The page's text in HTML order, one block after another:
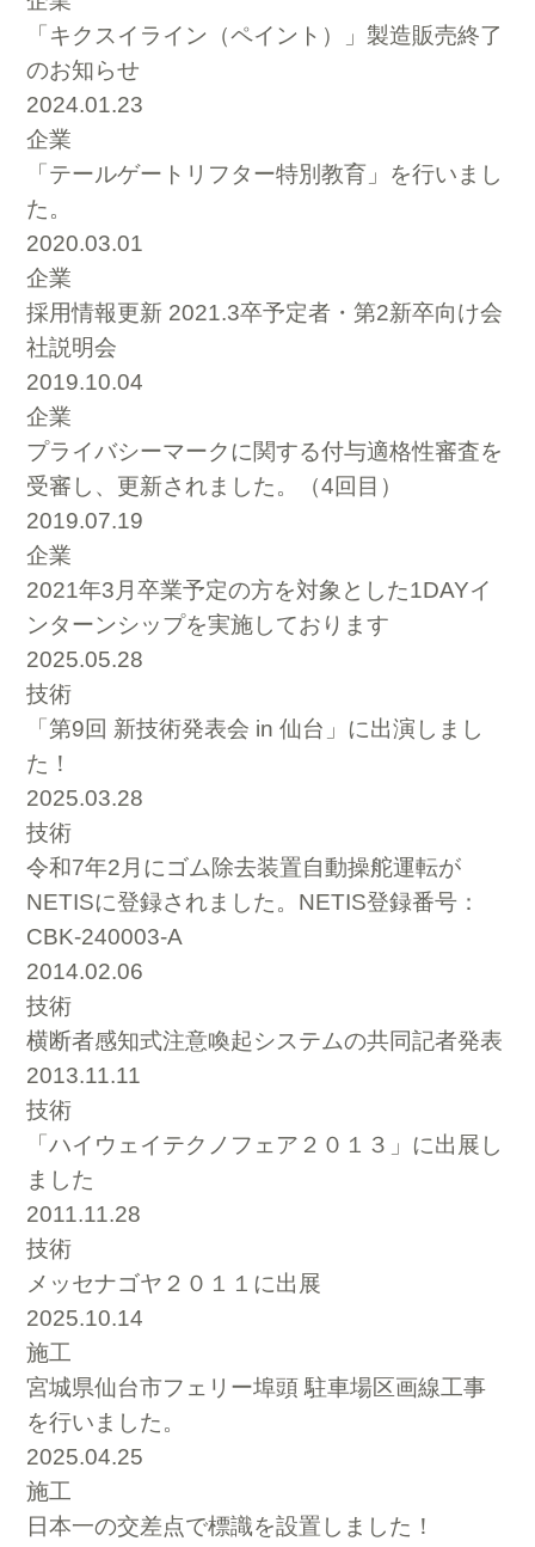
「キクスイライン（ペイント）」製造販売終了
のお知らせ
2024.01.23
企業
「テールゲートリフター特別教育」を行いまし
た。
2020.03.01
企業
採用情報更新 2021.3卒予定者・第2新卒向け会
社説明会
2019.10.04
企業
プライバシーマークに関する付与適格性審査を
受審し、更新されました。（4回目）
2019.07.19
企業
2021年3月卒業予定の方を対象とした1DAYイ
ンターンシップを実施しております
2025.05.28
技術
「第9回 新技術発表会 in 仙台」に出演しまし
た！
2025.03.28
技術
令和7年2月にゴム除去装置自動操舵運転が
NETISに登録されました。NETIS登録番号：
CBK-240003-A
2014.02.06
技術
横断者感知式注意喚起システムの共同記者発表
2013.11.11
技術
「ハイウェイテクノフェア２０１３」に出展し
ました
2011.11.28
技術
メッセナゴヤ２０１１に出展
2025.10.14
施工
宮城県仙台市フェリー埠頭 駐車場区画線工事
を行いました。
2025.04.25
施工
日本一の交差点で標識を設置しました！